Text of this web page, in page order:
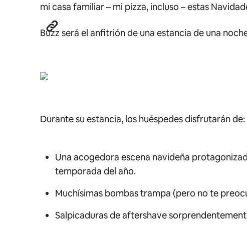
mi casa familiar – mi pizza, incluso – estas
Buzz será el anfitrión de una estancia de una
Durante su estancia, los huéspedes disfrutarán de:
Una acogedora escena navideña
temporada del año.
Muchísimas bombas trampa (pero no te
Salpicaduras deaftershave